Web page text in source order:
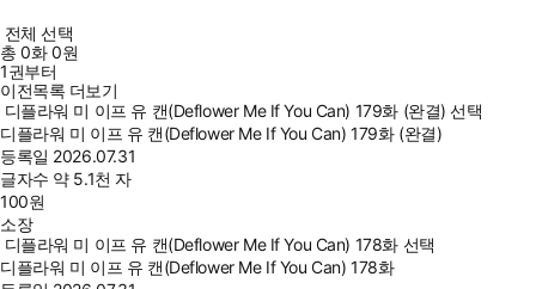
전체 선택
총0화0원
1권부터
이전목록 더보기
디플라워 미 이프 유 캔(Deflower Me If You Can) 179화 (완결) 선택
디플라워 미 이프 유 캔(Deflower Me If You Can) 179화 (완결)
등록일 2026.07.31
글자수 약 5.1천 자
100원
소장
디플라워 미 이프 유 캔(Deflower Me If You Can) 178화 선택
디플라워 미 이프 유 캔(Deflower Me If You Can) 178화